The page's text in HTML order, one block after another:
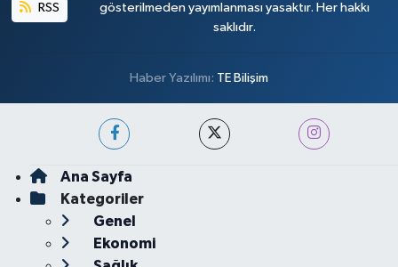
RSS
gösterilmeden yayımlanması yasaktır. Her hakkı
saklıdır.
Haber Yazılımı: TE Bilişim
Ana Sayfa
Kategoriler
Genel
Ekonomi